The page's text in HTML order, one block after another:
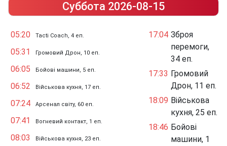
Суббота 2026-08-15
05:20 Tacti Coach, 4 еп.
05:31 Громовий Дрон, 10 еп.
06:05 Бойові машини, 5 еп.
06:52 Військова кухня, 17 еп.
07:24 Арсенал світу, 60 еп.
07:41 Вогневий контакт, 1 еп.
08:03 Військова кухня, 23 еп.
17:04 Зброя
перемоги,
34 еп.
17:33 Громовий
Дрон, 11 еп.
18:09 Військова
кухня, 25 еп.
18:46 Бойові
машини, 1